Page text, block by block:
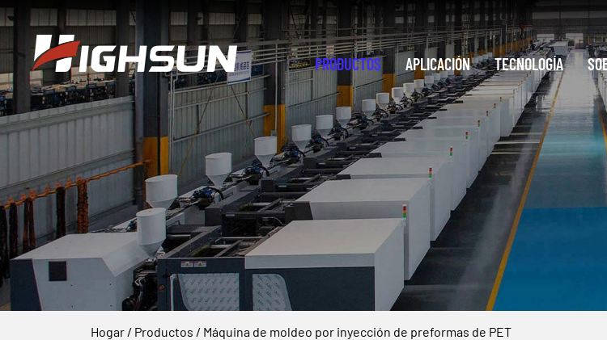
PRODUCTOS APLICACIÓN TECNOLOGÍA
Hogar / Productos / Máquina de moldeo por inyección de preformas de PET